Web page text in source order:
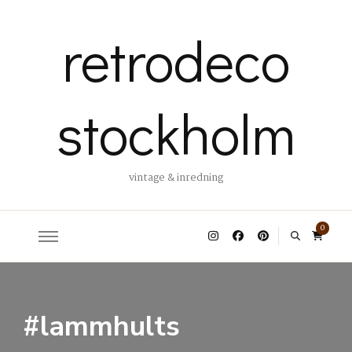
retrodeco
stockholm
vintage & inredning
0
#lammhults